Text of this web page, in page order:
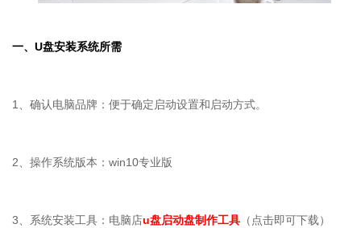
一、 U盘安装系统所需
1、确认电脑品牌：便于确定启动设置和启动方式。
2、操作系统版本：win10专业版
3、系统安装工具：电脑店u盘启动盘制作工具 （点击即可下载）